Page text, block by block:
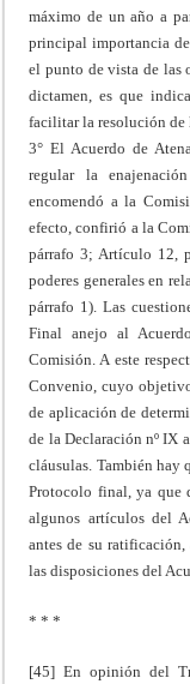
máximo de un año a
principal importancia
el punto de vista de las
dictamen, es que
facilitar la resolución de
3° El Acuerdo de
regular la
encomendó a la
efecto, confirió a la
párrafo 3; Artículo 12,
poderes generales en
párrafo 1). Las
Final anejo al
Comisión. A este
Convenio, cuyo
de aplicación de
de la Declaración nº IX
cláusulas. También hay
Protocolo final, ya que
algunos artículos del
antes de su
las disposiciones del
* * *
[45] En opinión del